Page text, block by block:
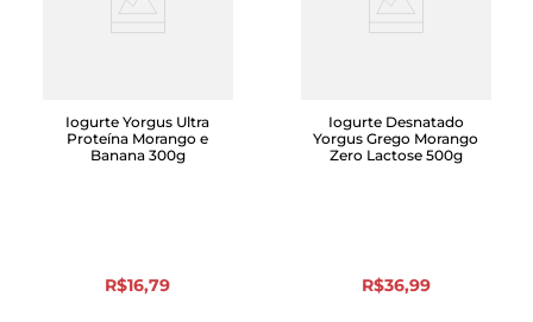
Iogurte Yorgus Ultra
Proteína Morango e
Banana 300g
R$16,79
Iogurte Desnatado
Yorgus Grego Morango
Zero Lactose 500g
R$36,99